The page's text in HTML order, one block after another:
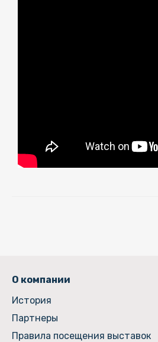
О компании
История
Партнеры
Правила посещения выставок